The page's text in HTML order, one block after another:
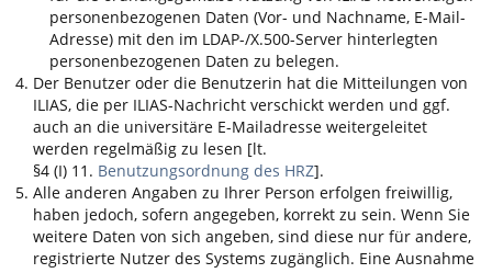
personenbezogenen Daten (Vor- und Nachname, E-Mail-
Adresse) mit den im LDAP-/X.500-Server hinterlegten
personenbezogenen Daten zu belegen.
Der Benutzer oder die Benutzerin hat die Mitteilungen von
ILIAS, die per ILIAS-Nachricht verschickt werden und ggf.
auch an die universitäre E-Mailadresse weitergeleitet
werden regelmäßig zu lesen [lt.
§4 (I) 11. Benutzungsordnung des HRZ].
Alle anderen Angaben zu Ihrer Person erfolgen freiwillig,
haben jedoch, sofern angegeben, korrekt zu sein. Wenn Sie
weitere Daten von sich angeben, sind diese nur für andere,
registrierte Nutzer des Systems zugänglich. Eine Ausnahme